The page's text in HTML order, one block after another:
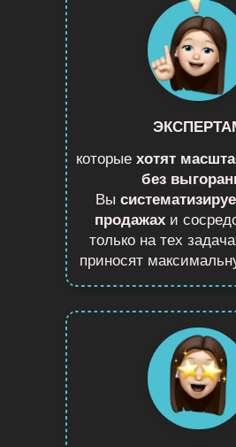
которые хотят
без
Вы
продажахи
только на тех
приносят